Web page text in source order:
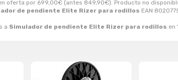
oferta por 699,00€ (antes 849,90€). Producto no
de pendiente Elite Rizer para rodillos EAN
a Simulador de pendiente Elite Rizer para rodillos en